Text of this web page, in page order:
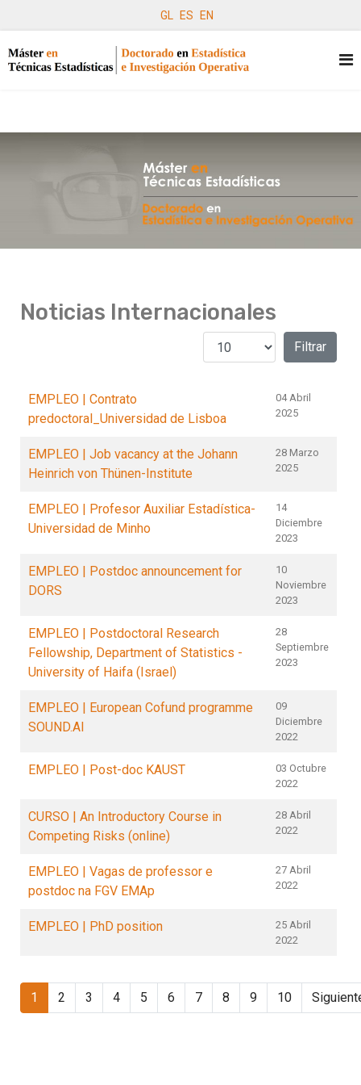
GL ES EN
Noticias Internacionales
Cantidad a mostrarFiltrar
EMPLEO | Contrato
predoctoral_Universidad de Lisboa
04 Abril
2025
EMPLEO | Job vacancy at the Johann
Heinrich von Thünen-Institute
28 Marzo
2025
EMPLEO | Profesor Auxiliar Estadística-
Universidad de Minho
14
Diciembre
2023
EMPLEO | Postdoc announcement for
DORS
10
Noviembre
2023
EMPLEO | Postdoctoral Research
Fellowship, Department of Statistics -
University of Haifa (Israel)
28
Septiembre
2023
EMPLEO | European Cofund programme
SOUND.AI
09
Diciembre
2022
EMPLEO | Post-doc KAUST
03 Octubre
2022
CURSO | An Introductory Course in
Competing Risks (online)
28 Abril
2022
EMPLEO | Vagas de professor e
postdoc na FGV EMAp
27 Abril
2022
EMPLEO | PhD position
25 Abril
2022
1 2 3 4 5 6 7 8 9 10